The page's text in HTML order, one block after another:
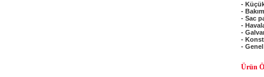
-
-
- Sac
-
-
-
-
Ürün